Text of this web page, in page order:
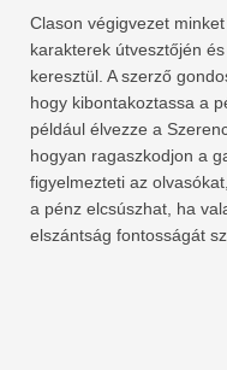
Clason végigvezet
karakterek útvesztőjén
keresztül. A szerző
hogy kibontakoztassa a
például élvezze a
hogyan ragaszkodjon a
figyelmezteti az
a pénz elcsúszhat, ha
elszántság fontosságát